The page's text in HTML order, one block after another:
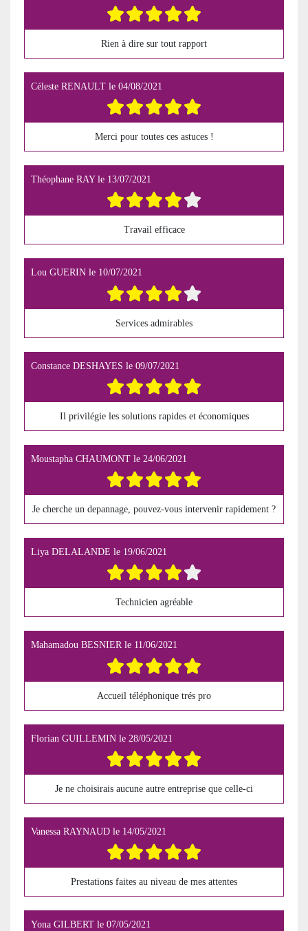
Rien à dire sur tout rapport
Céleste RENAULT le 04/08/2021
Merci pour toutes ces astuces !
Théophane RAYle 13/07/2021
Travail efficace
Lou GUERIN le 10/07/2021
Services admirables
Constance DESHAYES le 09/07/2021
Il privilégie les solutions rapides et économiques
Moustapha CHAUMONT le 24/06/2021
Je cherche un depannage, pouvez-vous intervenir rapidement ?
Liya DELALANDE le 19/06/2021
Technicien agréable
Mahamadou BESNIERle 11/06/2021
Accueil téléphonique trés pro
Florian GUILLEMIN le 28/05/2021
Je ne choisirais aucune autre entreprise que celle-ci
Vanessa RAYNAUD le 14/05/2021
Prestations faites au niveau de mes attentes
Yona GILBERT le 07/05/2021